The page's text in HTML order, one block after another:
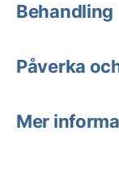
Behandling
Påverka
Mer